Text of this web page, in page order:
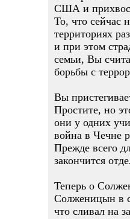
США и
То, что сейчас
территориях
и при этом
семьи, Вы
борьбы с
Вы
Простите, но
они у одних
война в Чечне
Прежде всего
закончится
Теперь о
Солженицын в
что сливал на